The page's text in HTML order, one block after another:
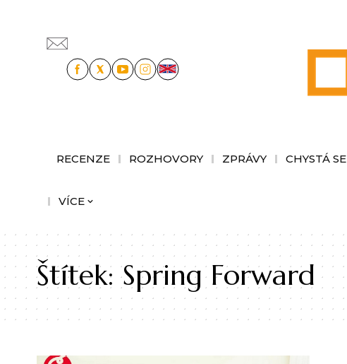
RECENZE ROZHOVORY ZPRÁVY CHYSTÁ SE
VÍCE
Štítek:Spring Forward